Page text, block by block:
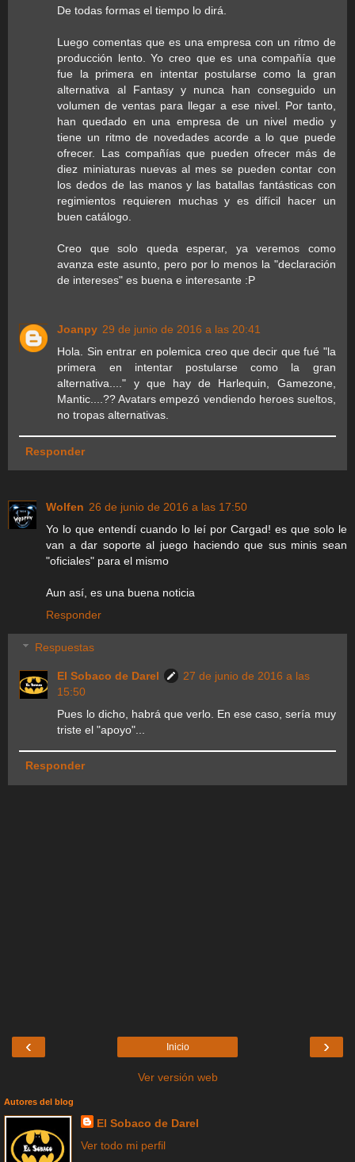
De todas formas el tiempo lo dirá.
Luego comentas que es una empresa con un ritmo de
producción lento. Yo creo que es una compañía que
fue la primera en intentar postularse como la gran
alternativa al Fantasy y nunca han conseguido un
volumen de ventas para llegar a ese nivel. Por tanto,
han quedado en una empresa de un nivel medio y
tiene un ritmo de novedades acorde a lo que puede
ofrecer. Las compañías que pueden ofrecer más de
diez miniaturas nuevas al mes se pueden contar con
los dedos de las manos y las batallas fantásticas con
regimientos requieren muchas y es difícil hacer un
buen catálogo.
Creo que solo queda esperar, ya veremos como
avanza este asunto, pero por lo menos la "declaración
de intereses" es buena e interesante :P
Joanpy 29 de junio de 2016 a las 20:41
Hola. Sin entrar en polemica creo que decir que fué "la
primera en intentar postularse como la gran
alternativa...." y que hay de Harlequin, Gamezone,
Mantic....?? Avatars empezó vendiendo heroes sueltos,
no tropas alternativas.
Responder
Wolfen 26 de junio de 2016 a las 17:50
Yo lo que entendí cuando lo leí por Cargad! es que solo le
van a dar soporte al juego haciendo que sus minis sean
"oficiales" para el mismo
Aun así, es una buena noticia
Responder
Respuestas
El Sobaco de Darel
27 de junio de 2016 a las
15:50
Pues lo dicho, habrá que verlo. En ese caso, sería muy
triste el "apoyo"...
Responder
‹ ›
Inicio
Ver versión web
Autores del blog
El Sobaco de Darel
Ver todo mi perfil